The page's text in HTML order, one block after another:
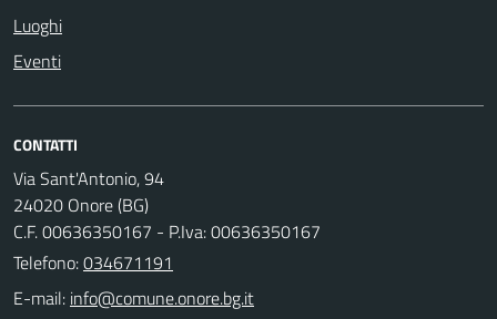
Luoghi
Eventi
CONTATTI
Via Sant'Antonio, 94
24020 Onore (BG)
C.F. 00636350167 - P.Iva: 00636350167
Telefono:034671191
E-mail: